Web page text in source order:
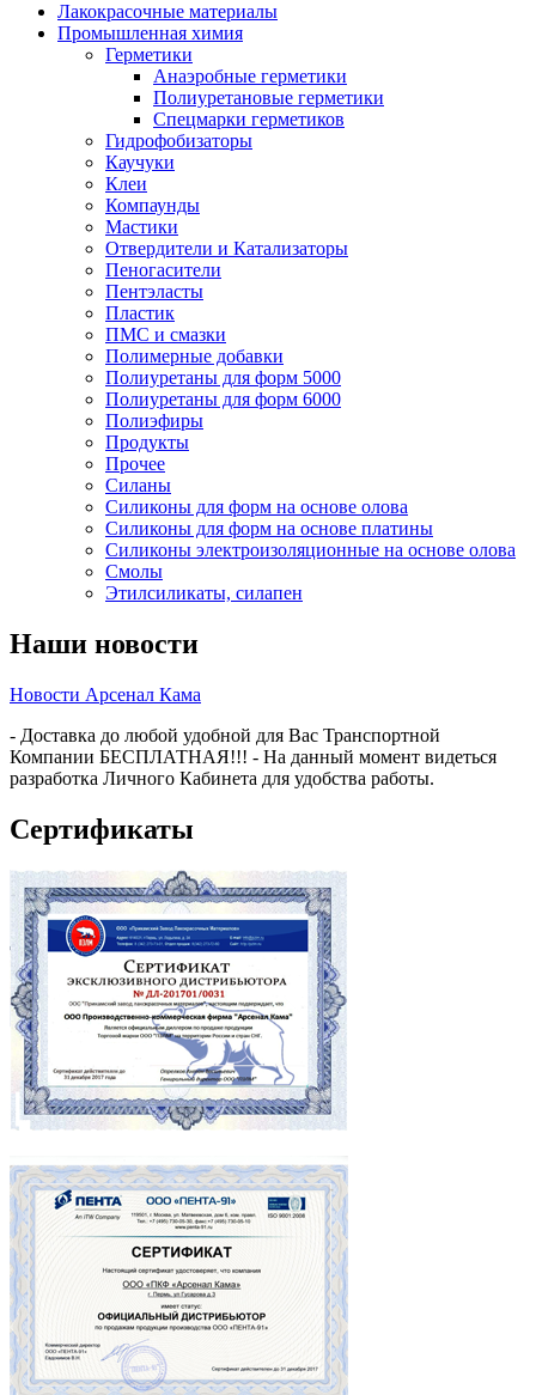
Лакокрасочные материалы
Промышленная химия
Герметики
Анаэробные герметики
Полиуретановые герметики
Спецмарки герметиков
Гидрофобизаторы
Каучуки
Клеи
Компаунды
Мастики
Отвердители и Катализаторы
Пеногасители
Пентэласты
Пластик
ПМС и смазки
Полимерные добавки
Полиуретаны для форм 5000
Полиуретаны для форм 6000
Полиэфиры
Продукты
Прочее
Силаны
Силиконы для форм на основе олова
Силиконы для форм на основе платины
Силиконы электроизоляционные на основе олова
Смолы
Этилсиликаты, силапен
Наши новости
Новости Арсенал Кама
- Доставка до любой удобной для Вас Транспортной
Компании БЕСПЛАТНАЯ!!! - На данный момент видеться
разработка Личного Кабинета для удобства работы.
Сертификаты